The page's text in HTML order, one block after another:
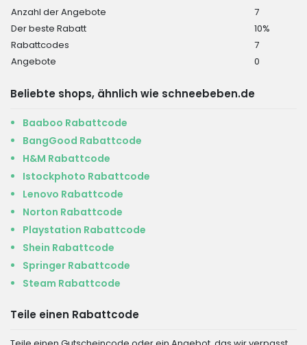
Anzahl der Angebote
7
Der beste Rabatt
10%
Rabattcodes
7
Angebote
0
Beliebte shops, ähnlich wie schneebeben.de
Baaboo Rabattcode
BangGood Rabattcode
H&M Rabattcode
Istockphoto Rabattcode
Lenovo Rabattcode
Norton Rabattcode
Playstation Rabattcode
Shein Rabattcode
Springer Rabattcode
Steam Rabattcode
Teile einen Rabattcode